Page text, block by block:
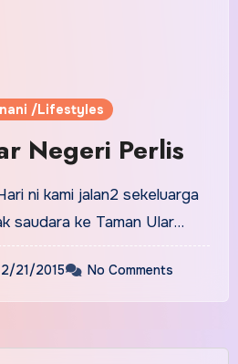
/Lifestyles
Negeri Perlis
ni kami jalan2 sekeluarga
saudara ke Taman Ular…
21/2015 No Comments